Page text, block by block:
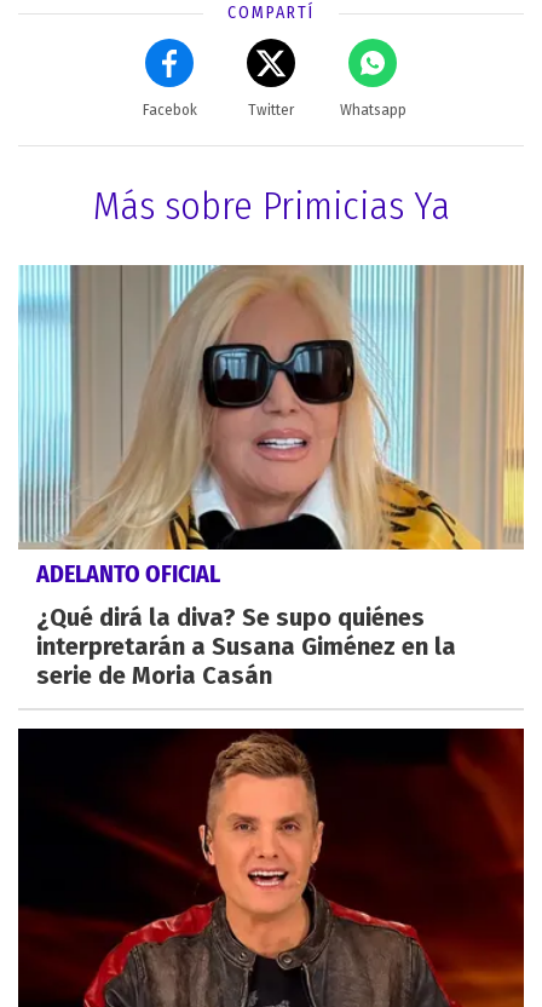
COMPARTÍ
Facebok Twitter Whatsapp
Más sobre Primicias Ya
ADELANTO OFICIAL
¿Qué dirá la diva? Se supo quiénes
interpretarán a Susana Giménez en la
serie de Moria Casán